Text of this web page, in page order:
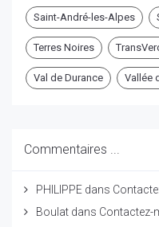
Saint-André-les-Alpes
Terres Noires
Val de Durance Vallée
Commentaires ...
PHILIPPE dans
Boulat dans Contactez-